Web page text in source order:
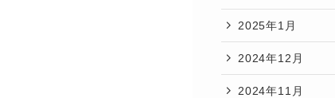
2025年1月
2024年12月
2024年11月